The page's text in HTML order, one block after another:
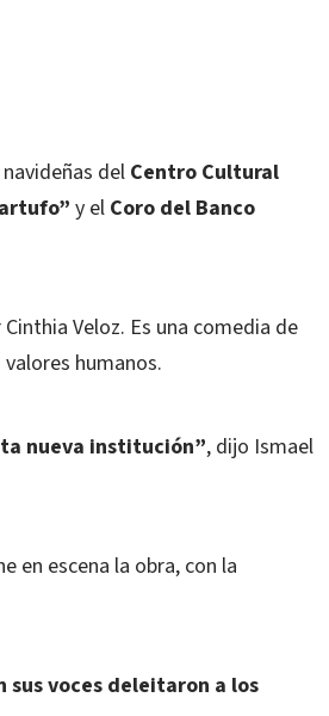
del Centro Cultural
y el Coro del Banco
Veloz. Es una comedia de
humanos.
nueva institución”, dijo Ismael
en escena la obra, con la
voces deleitaron a los